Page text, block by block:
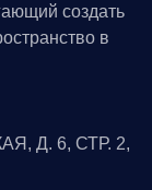
создать
в
Д. 6, СТР. 2,